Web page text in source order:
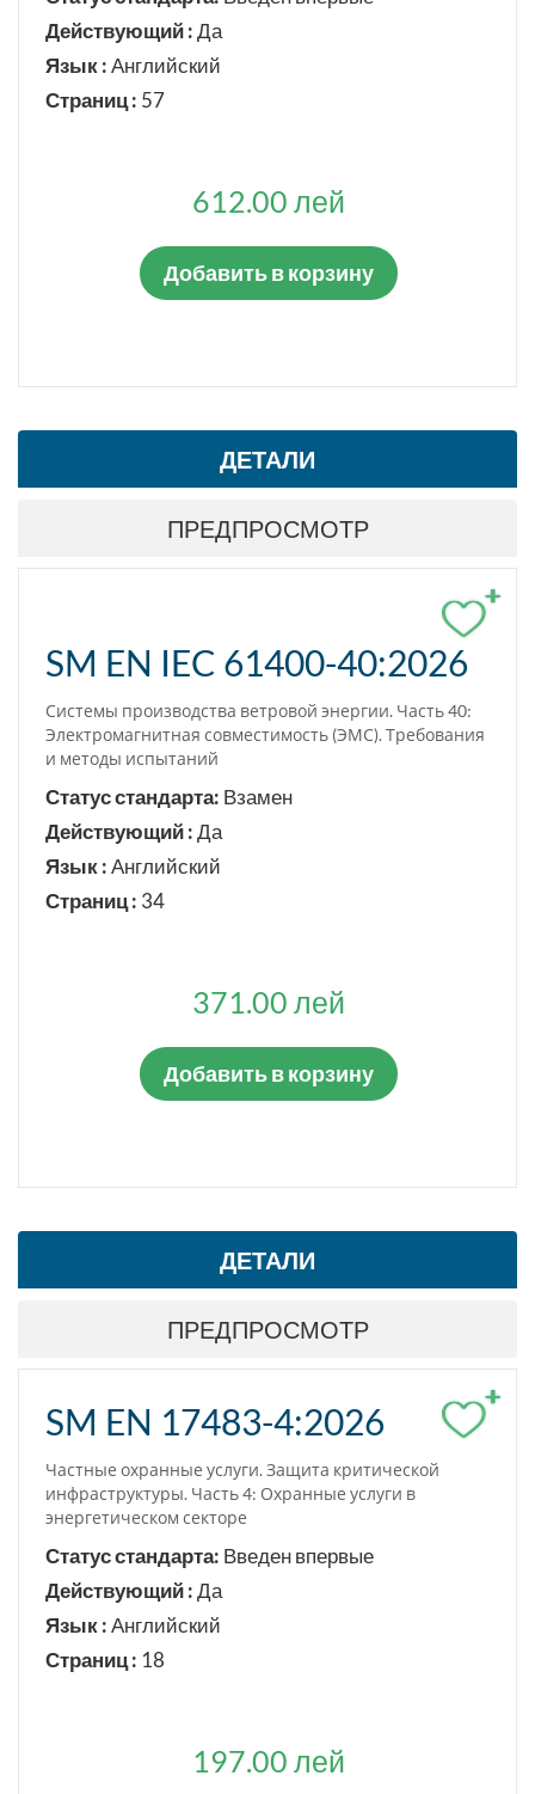
Действующий :Да
Язык :Английский
Страниц : 57
612.00 лей
Добавить в корзину
ДЕТАЛИ
ПРЕДПРОСМОТР
+
SM EN IEC 61400-40:2026
Системы производства ветровой энергии. Часть 40:
Электромагнитная совместимость (ЭМС). Требования
и методы испытаний
Статус стандарта: Взамен
Действующий :Да
Язык :Английский
Страниц : 34
371.00 лей
Добавить в корзину
ДЕТАЛИ
ПРЕДПРОСМОТР
+
SM EN 17483-4:2026
Частные охранные услуги. Защита критической
инфраструктуры. Часть 4: Охранные услуги в
энергетическом секторе
Статус стандарта: Введен впервые
Действующий :Да
Язык :Английский
Страниц : 18
197.00 лей